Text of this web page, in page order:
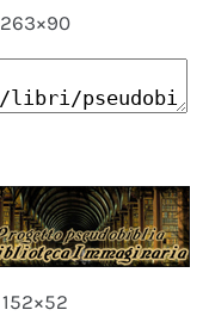
263×90
152×52